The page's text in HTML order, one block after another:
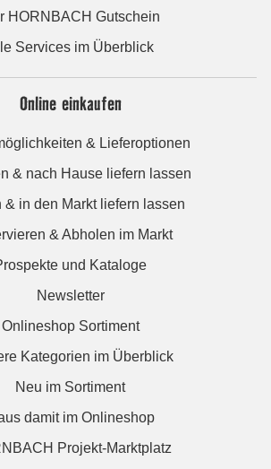
HORNBACH Gutschein
Services im Überblick
Online einkaufen
& Lieferoptionen
& nach Hause liefern lassen
& in den Markt liefern lassen
& Abholen im Markt
und Kataloge
Newsletter
Onlineshop Sortiment
Kategorien im Überblick
Neu im Sortiment
damit im Onlineshop
Projekt-Marktplatz